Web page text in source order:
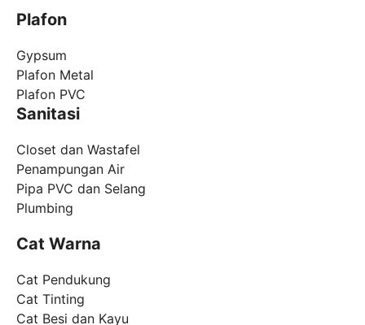
Plafon
Gypsum
Plafon Metal
Plafon PVC
Sanitasi
Closet dan Wastafel
Penampungan Air
Pipa PVC dan Selang
Plumbing
Cat Warna
Cat Pendukung
Cat Tinting
Cat Besi dan Kayu